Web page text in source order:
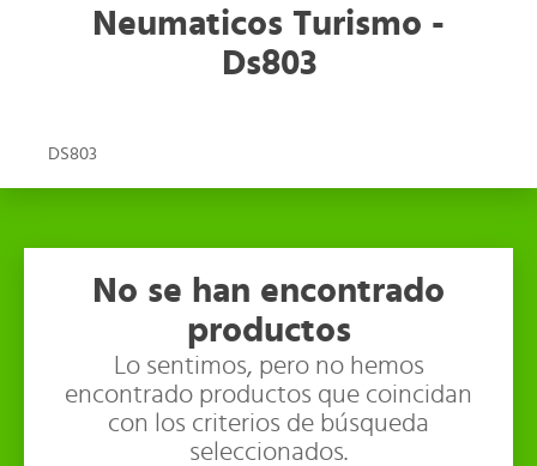
Neumaticos Turismo -
Ds803
DS803
No se han encontrado
productos
Lo sentimos, pero no hemos
encontrado productos que coincidan
con los criterios de búsqueda
seleccionados.